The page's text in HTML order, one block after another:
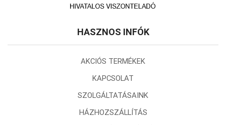
HASZNOS INFÓK
AKCIÓS TERMÉKEK
KAPCSOLAT
SZOLGÁLTATÁSAINK
HÁZHOZSZÁLLÍTÁS